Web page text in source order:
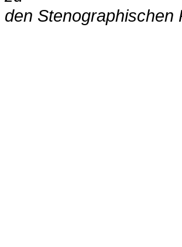
den